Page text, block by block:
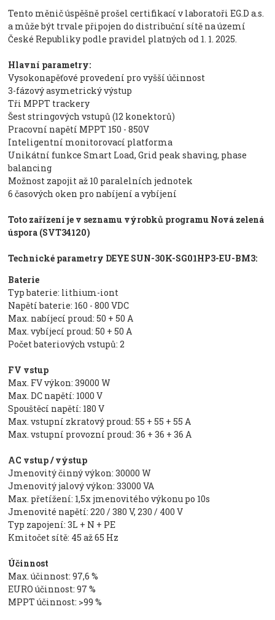
Tento měnič úspěšně prošel certifikací v laboratoři EG.D a.s.
a může být trvale připojen do distribuční sítě na území
České Republiky podle pravidel platných od 1. 1. 2025.
Hlavní parametry:
Vysokonapěťové provedení pro vyšší účinnost
3-fázový asymetrický výstup
Tři MPPT trackery
Šest stringových vstupů (12 konektorů)
Pracovní napětí MPPT 150 - 850V
Inteligentní monitorovací platforma
Unikátní funkce Smart Load, Grid peak shaving, phase
balancing
Možnost zapojit až 10 paralelních jednotek
6 časových oken pro nabíjení a vybíjení
Toto zařízení je v seznamu výrobků programu Nová zelená
úspora (SVT34120)
Technické parametry DEYE SUN-30K-SG01HP3-EU-BM3:
Baterie
Typ baterie: lithium-iont
Napětí baterie: 160 - 800 VDC
Max. nabíjecí proud: 50 + 50 A
Max. vybíjecí proud: 50 + 50 A
Počet bateriových vstupů: 2
FV vstup
Max. FV výkon: 39000 W
Max. DC napětí: 1000 V
Spouštěcí napětí: 180 V
Max. vstupní zkratový proud: 55 + 55 + 55 A
Max. vstupní provozní proud: 36 + 36 + 36 A
AC vstup / výstup
Jmenovitý činný výkon: 30000 W
Jmenovitý jalový výkon: 33000 VA
Max. přetížení: 1,5x jmenovitého výkonu po 10s
Jmenovité napětí: 220 / 380 V, 230 / 400 V
Typ zapojení: 3L + N + PE
Kmitočet sítě: 45 až 65 Hz
Účinnost
Max. účinnost: 97,6 %
EURO účinnost: 97 %
MPPT účinnost: >99 %